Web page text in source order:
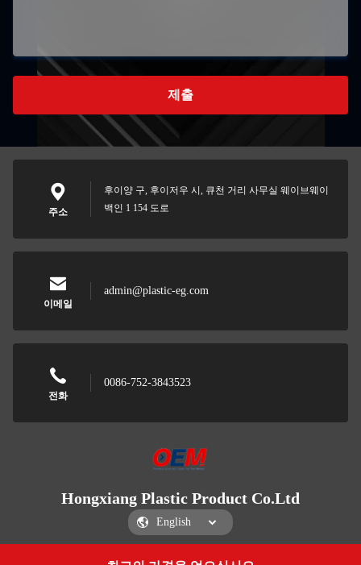
제출
주소
후이양 구, 후이저우 시, 큐천 거리 사무실 웨이브웨이
백인 1 154 도로
이메일
admin@plastic-eg.com
전화
0086-752-3843523
Hongxiang Plastic Product Co.Ltd